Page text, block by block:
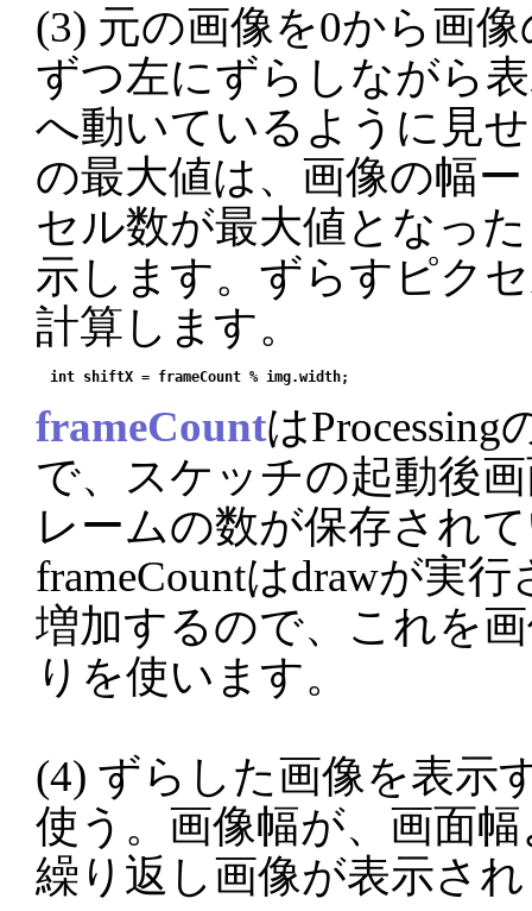
(3) 元の画像を0から画
ずつ左にずらしながら
へ動いているように見
の最大値は、画像の幅
セル数が最大値となっ
示します。ずらすピク
計算します。
frameCountは
で、スケッチの起動後
レームの数が保存され
frameCountはdrawが実
増加するので、これを
りを使います。
(4) ずらした画像を表示
使う。画像幅が、画面
繰り返し画像が表示さ